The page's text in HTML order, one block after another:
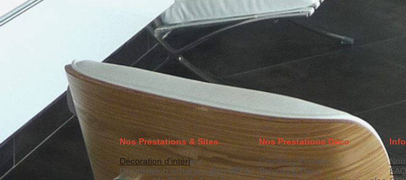
Nos Prestations & Sites
Décoration d'intérieur
Optimisation achat sur plan VEFA
Nos Prestations Déco
Coaching Express
Relooking Déco
FAQ